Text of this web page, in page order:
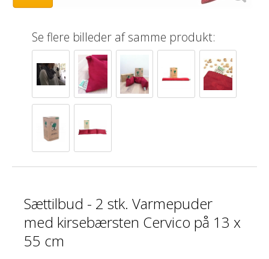
Se flere billeder af samme produkt:
Sættilbud - 2 stk. Varmepuder
med kirsebærsten Cervico på 13 x
55 cm